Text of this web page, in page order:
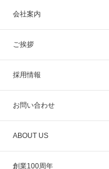
会社案内
ご挨拶
採用情報
お問い合わせ
ABOUT US
創業100周年